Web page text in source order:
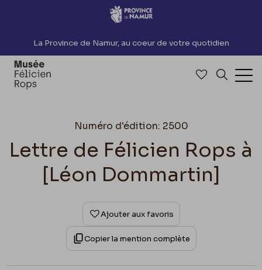
Accèder directement au contenu
La Province de Namur, au coeur de votre quotidien
Accéder à
Numéro d'édition: 2500
Lettre de Félicien Rops à
[Léon Dommartin]
Ajouter aux favoris
Copier la mention complète